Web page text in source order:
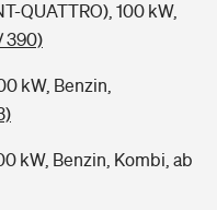
QUATTRO), 100 kW,
390)
kW, Benzin,
kW, Benzin, Kombi, ab